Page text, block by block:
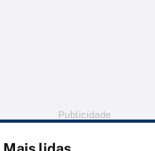
Publicidade